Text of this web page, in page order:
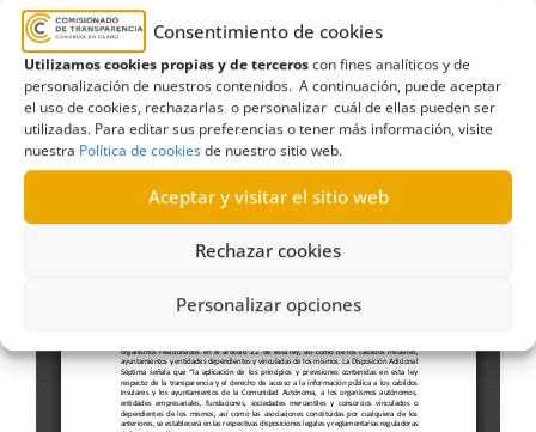
Consentimiento de cookies
Utilizamos cookies propias y de terceroscon fines analíticos y de
personalización de nuestros contenidos. A continuación, puede aceptar
el uso de cookies, rechazarlas o personalizar cuál de ellas pueden ser
utilizadas. Para editar sus preferencias o tener más información, visite
nuestra Política de cookiesde nuestro sitio web.
Aceptar y visitar el sitio web
Rechazar cookies
Personalizar opciones